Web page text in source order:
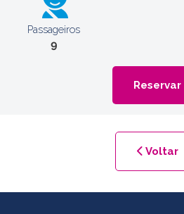
Passageiros
9
Reservar
Voltar